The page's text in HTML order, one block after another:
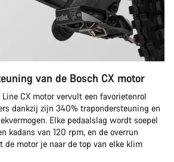
van de Bosch CX motor
Line CX motor vervult een favorietenrol
dankzij zijn 340% trapondersteuning en
Elke pedaalslag wordt soepel
kadans van 120 rpm, en de overrun
de motor je naar de top van elke klim